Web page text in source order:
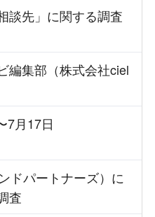
談先」に関する調査
編集部（株式会社ciel
7月17日
ドパートナーズ）に
査